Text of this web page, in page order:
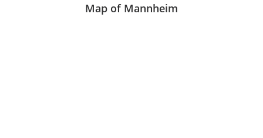
Map of Mannheim